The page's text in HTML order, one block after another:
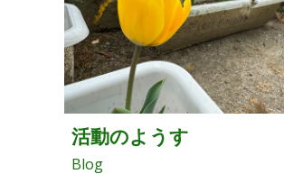
活動のようす
Blog